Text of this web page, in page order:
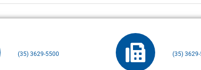
(35) 3629-5500 (35) 3629-